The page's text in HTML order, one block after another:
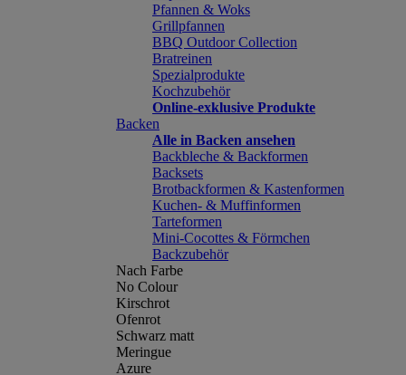
Pfannen & Woks
Grillpfannen
BBQ Outdoor Collection
Bratreinen
Spezialprodukte
Kochzubehör
Online-exklusive Produkte
Backen
Alle in Backen ansehen
Backbleche & Backformen
Backsets
Brotbackformen & Kastenformen
Kuchen- & Muffinformen
Tarteformen
Mini-Cocottes & Förmchen
Backzubehör
Nach Farbe
No Colour
Kirschrot
Ofenrot
Schwarz matt
Meringue
Azure